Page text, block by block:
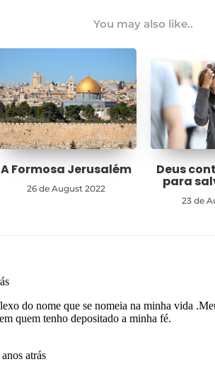
You may also like..
A Formosa Jerusalém
26 de August 2022
Deus
para
23 de